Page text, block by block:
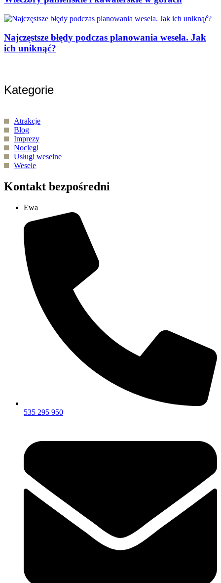
Najczęstsze błędy podczas planowania wesela. Jak
ich uniknąć?
Kategorie
Atrakcje
Blog
Imprezy
Noclegi
Usługi weselne
Wesele
Kontakt bezpośredni
Ewa
535 295 950